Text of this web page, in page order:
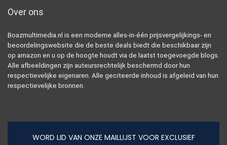
Over ons
Boazmultimedia.nl is een moderne alles-in-één prijsvergelijkings- en
beoordelingswebsite die de beste deals biedt die beschikbaar zijn
op amazon en u op de hoogte houdt via de laatst toegevoegde blogs.
Alle afbeeldingen zijn auteursrechtelijk beschermd door hun
respectievelijke eigenaren. Alle geciteerde inhoud is afgeleid van hun
respectievelijke bronnen.
WORD LID VAN ONZE MAILLIJST VOOR EXCLUSIEF